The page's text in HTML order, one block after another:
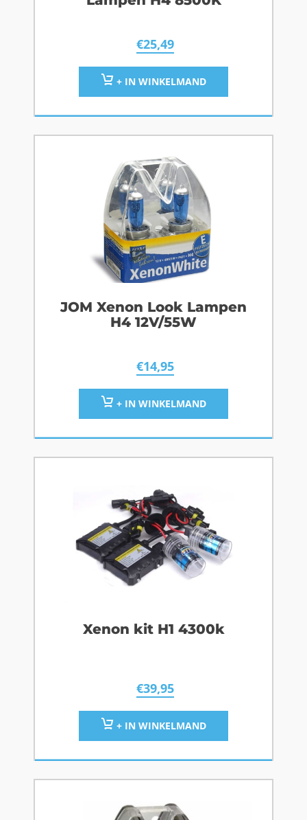
€25,49
+ IN WINKELMAND
JOM Xenon Look Lampen
H4 12V/55W
€14,95
+ IN WINKELMAND
Xenon kit H1 4300k
€39,95
+ IN WINKELMAND